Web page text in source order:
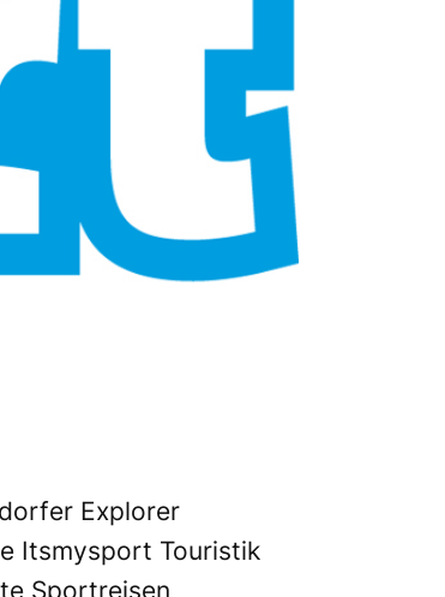
Explorer
Itsmysport Touristik
Sportreisen